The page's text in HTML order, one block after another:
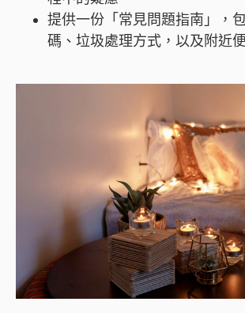
提供一份「常見問題指南」，
碼、垃圾處理方式，以及附近